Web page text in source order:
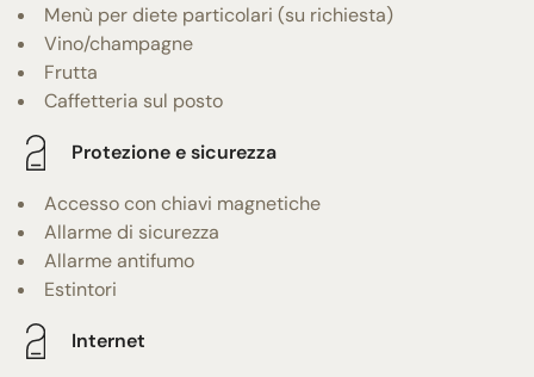
Menù per diete particolari (su richiesta)
Vino/champagne
Frutta
Caffetteria sul posto
Protezione e sicurezza
Accesso con chiavi magnetiche
Allarme di sicurezza
Allarme antifumo
Estintori
Internet